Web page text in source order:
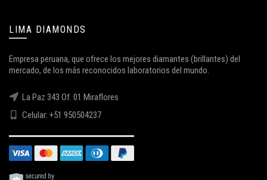
LIMA DIAMONDS
Empresa peruana, que ofrece los mejores diamantes (brillantes) del
mercado, de los más reconocidos laboratorios del mundo.
La Paz 343 Of. 01 Miraflores
Celular: +51 950504237